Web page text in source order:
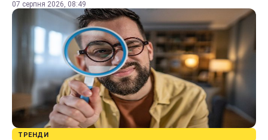
07 серпня 2026, 08:49
ТРЕНДИ